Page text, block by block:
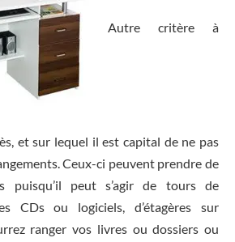
Autre critère à
et sur lequel il est capital de ne pas
Ceux-ci peuvent prendre de
puisqu’il peut s’agir de tours de
CDs ou logiciels, d’étagères sur
ranger vos livres ou dossiers ou